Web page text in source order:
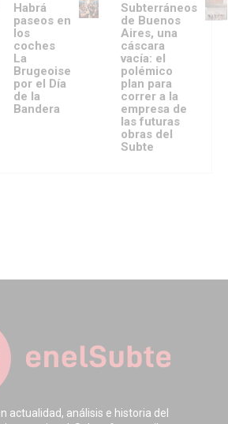
Habrá
paseos en
los
coches
La
Brugeoise
por el Día
de la
Bandera
Subterráneos
de Buenos
Aires, una
cáscara
vacía: el
polémico
plan para
correr a la
empresa de
las futuras
obras del
Subte
actualidad, análisis e historia del